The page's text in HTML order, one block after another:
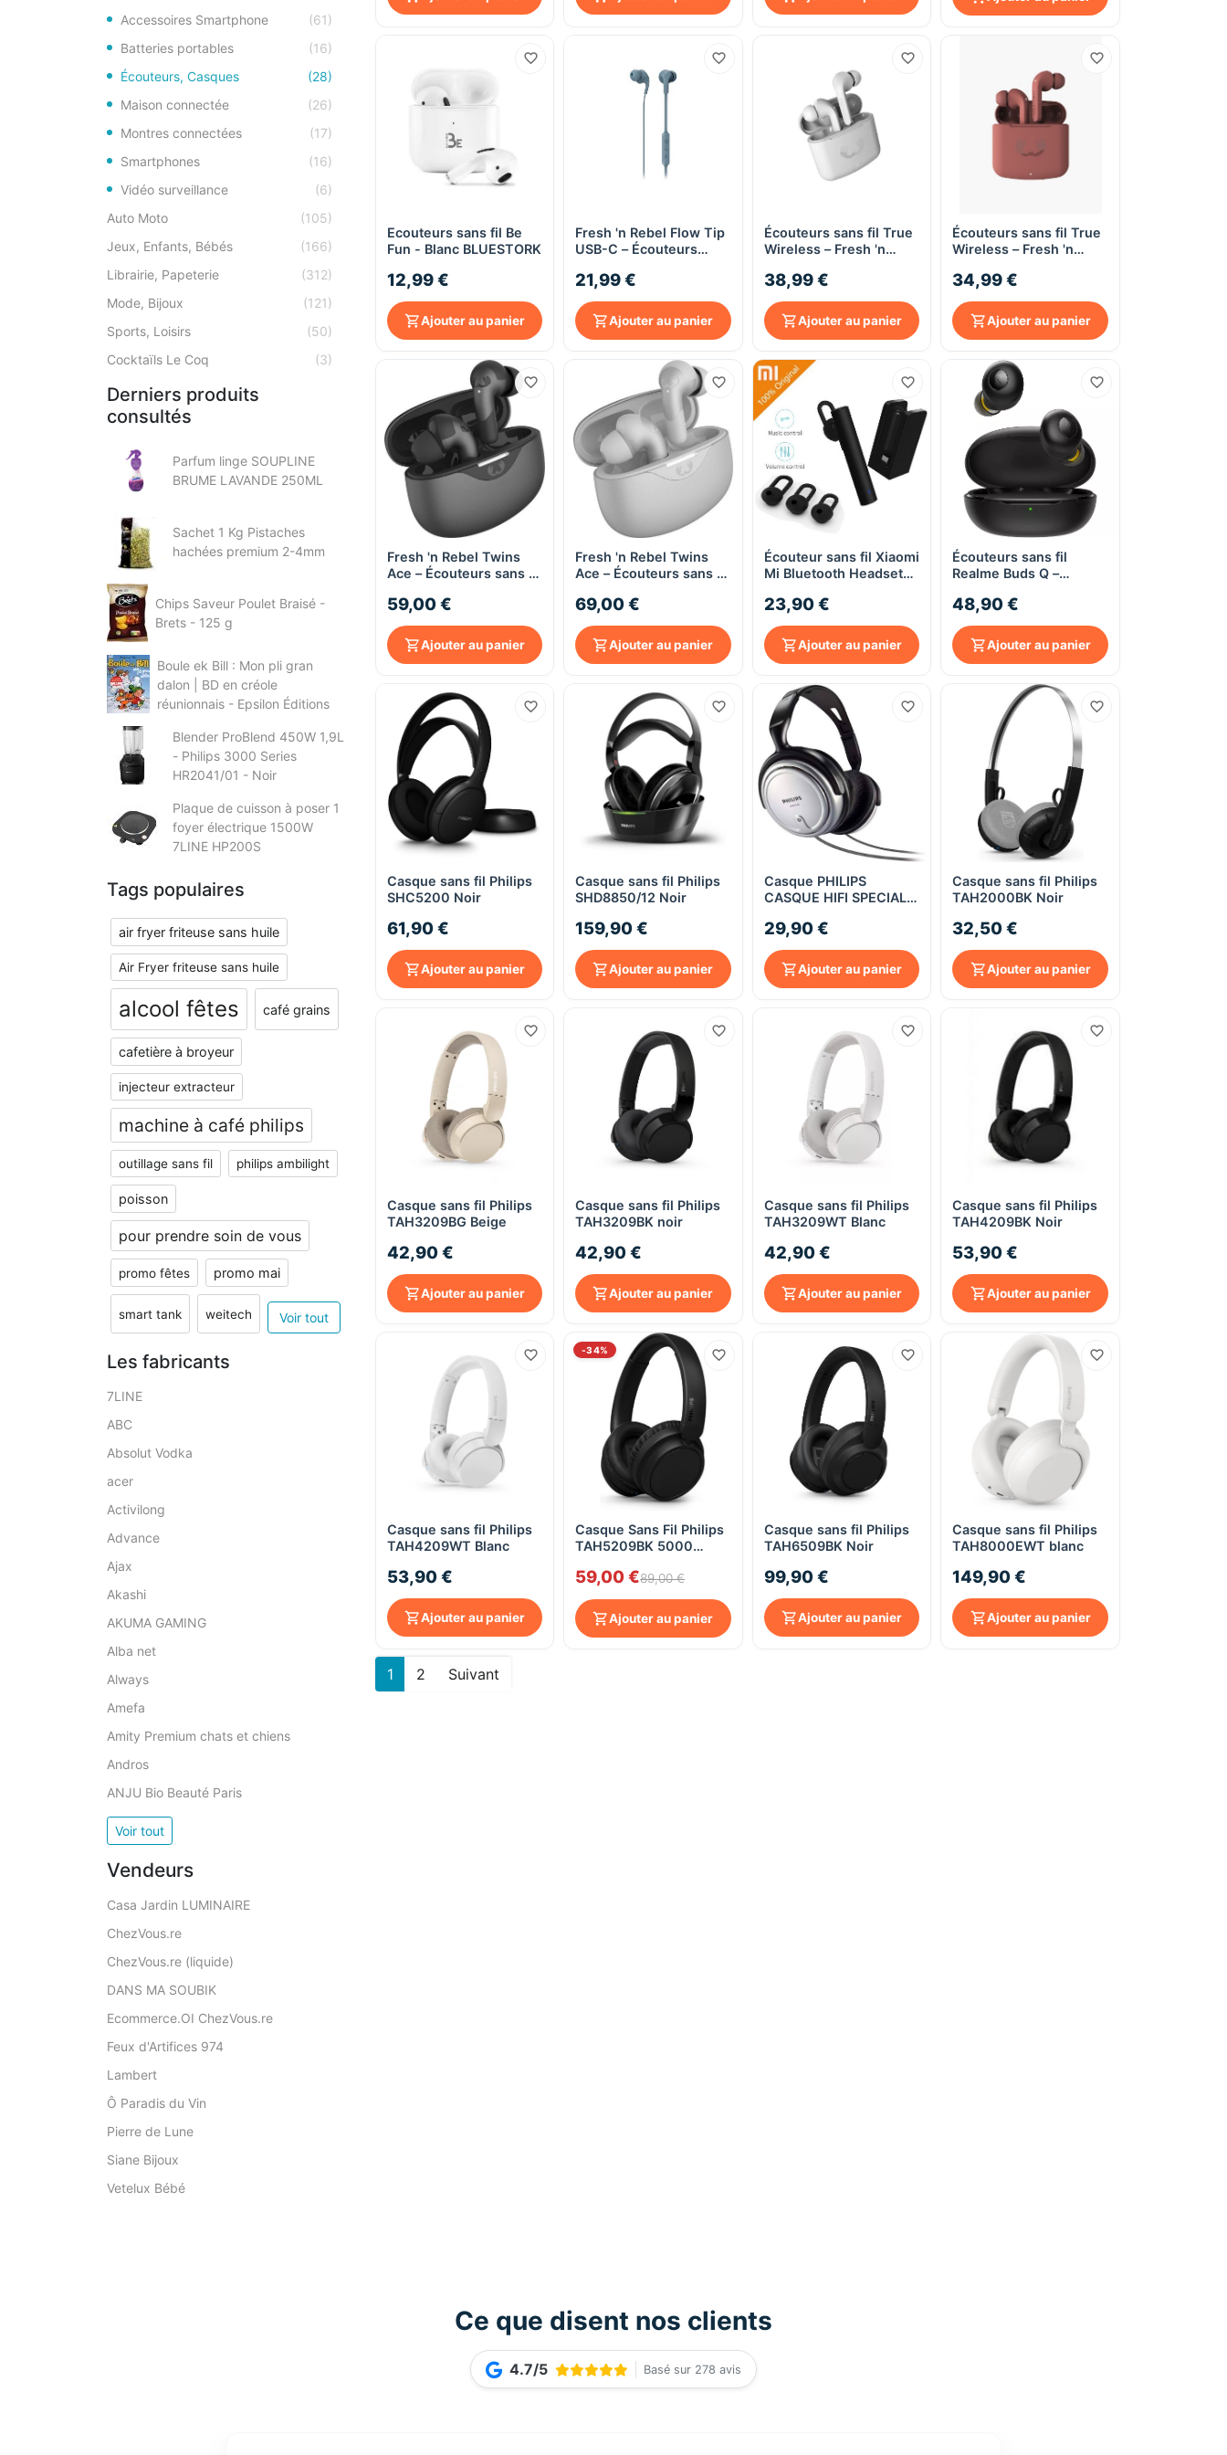
Accessoires Smartphone
(61)
Batteries portables
(16)
Écouteurs, Casques
(28)
Maison connectée
(26)
Montres connectées
(17)
Smartphones
(16)
Vidéo surveillance
(6)
Auto Moto
(105)
Jeux, Enfants, Bébés
(166)
Librairie, Papeterie
(312)
Mode, Bijoux
(121)
Sports, Loisirs
(50)
Cocktaïls Le Coq
(3)
Derniers produits
consultés
Parfum linge SOUPLINE
BRUME LAVANDE 250ML
Sachet 1 Kg Pistaches
hachées premium 2-4mm
Chips Saveur Poulet Braisé -
Brets - 125 g
Boule ek Bill : Mon pli gran
dalon | BD en créole
réunionnais - Epsilon Éditions
Blender ProBlend 450W 1,9L
- Philips 3000 Series
HR2041/01 - Noir
Plaque de cuisson à poser 1
foyer électrique 1500W
7LINE HP200S
Tags populaires
air fryer friteuse sans huile
Air Fryer friteuse sans huile
alcool fêtes café grains
cafetière à broyeur
injecteur extracteur
machine à café philips
outillage sans fil philips ambilight
poisson
pour prendre soin de vous
promo fêtes promo mai
smart tank weitech Voir tout
Les fabricants
7LINE
ABC
Absolut Vodka
acer
Activilong
Advance
Ajax
Akashi
AKUMA GAMING
Alba net
Always
Amefa
Amity Premium chats et chiens
Andros
ANJU Bio Beauté Paris
Voir tout
Vendeurs
Casa Jardin LUMINAIRE
ChezVous.re
ChezVous.re (liquide)
DANS MA SOUBIK
Ecommerce.OI ChezVous.re
Feux d'Artifices 974
Lambert
Ô Paradis du Vin
Pierre de Lune
Siane Bijoux
Vetelux Bébé
Aperçu rapide
Ecouteurs sans fil Be
Fun - Blanc BLUESTORK
12,99 €
Ajouter au panier
Aperçu rapide
Fresh 'n Rebel Flow Tip
USB-C – Écouteurs
Télécommande – Dive
Blue
21,99 €
Ajouter au panier
Aperçu rapide
Écouteurs sans fil True
Wireless – Fresh 'n
Grey
38,99 €
Ajouter au panier
Aperçu rapide
Écouteurs sans fil True
Wireless – Fresh 'n
Red
34,99 €
Ajouter au panier
Aperçu rapide
Fresh 'n Rebel Twins
Ace – Écouteurs sans fil
59,00 €
Ajouter au panier
Aperçu rapide
Fresh 'n Rebel Twins
Ace – Écouteurs sans fil
69,00 €
Ajouter au panier
Aperçu rapide
Écouteur sans fil Xiaomi
Mi Bluetooth Headset
Musique –
Monophonique – 6,5 g –
Noir
23,90 €
Ajouter au panier
Aperçu rapide
Écouteurs sans fil
Realme Buds Q –
d’autonomie –
Commandes tactiles –
Noirs
48,90 €
Ajouter au panier
Aperçu rapide
Casque sans fil Philips
SHC5200 Noir
61,90 €
Ajouter au panier
Aperçu rapide
Casque sans fil Philips
SHD8850/12 Noir
159,90 €
Ajouter au panier
Aperçu rapide
Casque PHILIPS
CASQUE HIFI SPECIAL
29,90 €
Ajouter au panier
Aperçu rapide
Casque sans fil Philips
TAH2000BK Noir
32,50 €
Ajouter au panier
Aperçu rapide
Casque sans fil Philips
TAH3209BG Beige
42,90 €
Ajouter au panier
Aperçu rapide
Casque sans fil Philips
TAH3209BK noir
42,90 €
Ajouter au panier
Aperçu rapide
Casque sans fil Philips
TAH3209WT Blanc
42,90 €
Ajouter au panier
Aperçu rapide
Casque sans fil Philips
TAH4209BK Noir
53,90 €
Ajouter au panier
Aperçu rapide
Casque sans fil Philips
TAH4209WT Blanc
53,90 €
Ajouter au panier
-34%
Aperçu rapide
Casque Sans Fil Philips
TAH5209BK 5000
Multipoint, 65h,
59,00 €89,00 €
Ajouter au panier
Aperçu rapide
Casque sans fil Philips
TAH6509BK Noir
99,90 €
Ajouter au panier
Aperçu rapide
Casque sans fil Philips
TAH8000EWT blanc
149,90 €
Ajouter au panier
1 2 Suivant
Ce que disent nos clients
4.7/5 Basé sur 278 avis